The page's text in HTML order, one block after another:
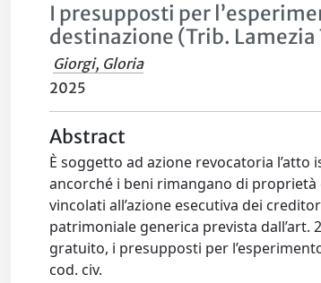
I presupposti per
destinazione (Trib.
Giorgi, Gloria
2025
Abstract
È soggetto ad azione revocatoria l’atto
ancorché i beni rimangano di
vincolati all’azione esecutiva dei
patrimoniale generica prevista dall’art.
gratuito, i presupposti per
cod. civ.